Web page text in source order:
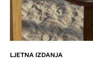
LJETNA IZDANJA